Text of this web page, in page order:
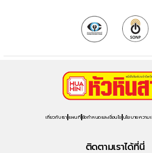
เกี่ยวกับเรา แผนที่ ข้อกำหนดและเงื่อนไข นโยบายควา
ติดตามเราได้ที่นี่